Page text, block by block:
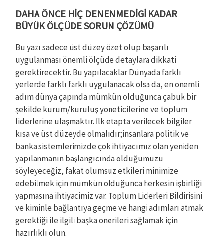
DAHA ÖNCE HİÇ DENENMEDİGİ KADAR
BÜYÜK ÖLÇÜDE SORUN ÇÖZÜMÜ
Bu yazı sadece üst düzey özet olup başarılı
uygulanması önemli ölçüde detaylara dikkati
gerektirecektir. Bu yapılacaklar Dünyada farklı
yerlerde farklı farklı uygulanacak olsa da, en önemli
adım dünya çapında mümkün olduğunca çabuk bir
şekilde kurum/kuruluş yöneticilerine ve toplum
liderlerine ulaşmaktır. İlk etapta verilecek bilgiler
kısa ve üst düzeyde olmalıdır;insanlara politik ve
banka sistemlerimizde çok ihtiyacımız olan yeniden
yapılanmanın başlangıcında olduğumuzu
söyleyeceğiz, fakat olumsuz etkileri minimize
edebilmek için mümkün olduğunca herkesin işbirliği
yapmasına ihtiyacimiz var. Toplum Liderleri Bildirisini
ve kiminle bağlantıya geçme ve hangi adımları atmak
gerektiği ile ilgili başka önerileri sağlamak için
hazırlıklı olun.